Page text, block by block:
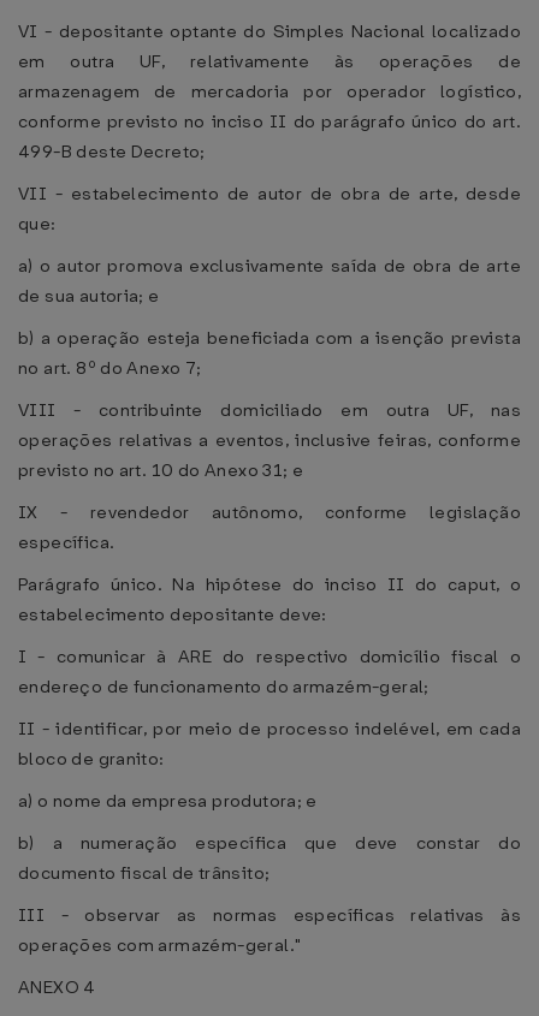
VI - depositante optante do Simples Nacional localizado
em outra UF, relativamente às operações de
armazenagem de mercadoria por operador logístico,
conforme previsto no inciso II do parágrafo único do art.
499-B deste Decreto;
VII - estabelecimento de autor de obra de arte, desde
que:
a) o autor promova exclusivamente saída de obra de arte
de sua autoria; e
b) a operação esteja beneficiada com a isenção prevista
no art. 8º do Anexo 7;
VIII - contribuinte domiciliado em outra UF, nas
operações relativas a eventos, inclusive feiras, conforme
previsto no art. 10 do Anexo 31; e
IX - revendedor autônomo, conforme legislação
específica.
Parágrafo único. Na hipótese do inciso II do caput, o
estabelecimento depositante deve:
I - comunicar à ARE do respectivo domicílio fiscal o
endereço de funcionamento do armazém-geral;
II - identificar, por meio de processo indelével, em cada
bloco de granito:
a) o nome da empresa produtora; e
b) a numeração específica que deve constar do
documento fiscal de trânsito;
III - observar as normas específicas relativas às
operações com armazém-geral."
ANEXO 4